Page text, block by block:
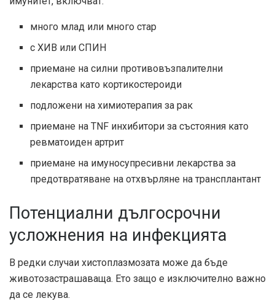
много млад или много стар
с ХИВ или СПИН
приемане на силни противовъзпалителни
лекарства като кортикостероиди
подложени на химиотерапия за рак
приемане на TNF инхибитори за състояния като
ревматоиден артрит
приемане на имуносупресивни лекарства за
предотвратяване на отхвърляне на трансплантант
Потенциални дългосрочни
усложнения на инфекцията
В редки случаи хистоплазмозата може да бъде
животозастрашаваща. Ето защо е изключително важно
да се лекува.